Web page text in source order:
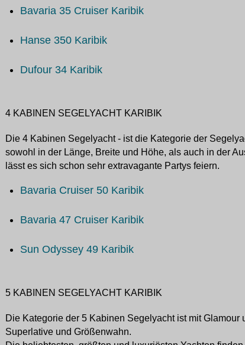
Bavaria 35 Cruiser Karibik
Hanse 350 Karibik
Dufour 34 Karibik
4 KABINEN SEGELYACHT KARIBIK
Die 4 Kabinen Segelyacht - ist die Kategorie der
sowohl in der Länge, Breite und Höhe, als auch in der
lässt es sich schon sehr extravagante Partys feiern.
Bavaria Cruiser 50 Karibik
Bavaria 47 Cruiser Karibik
Sun Odyssey 49 Karibik
5 KABINEN SEGELYACHT KARIBIK
Die Kategorie der 5 Kabinen Segelyacht ist mit
Superlative und Größenwahn.